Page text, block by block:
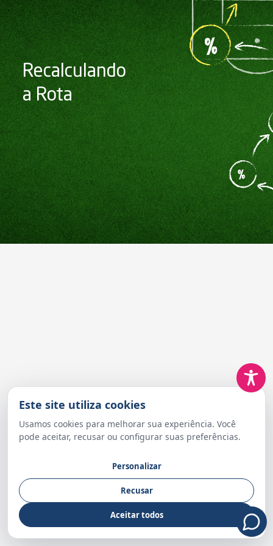
Recalculando
a Rota
Este site utiliza cookies
Usamos cookies para melhorar sua experiência. Você
pode aceitar, recusar ou configurar suas preferências.
Personalizar
Recusar
Aceitar todos